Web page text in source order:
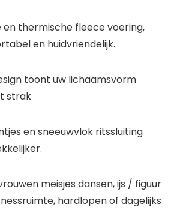
en thermische fleece voering,
en huidvriendelijk.
toont uw lichaamsvorm
strak
en sneeuwvlok ritssluiting
meisjes dansen, ijs / figuur
hardlopen of dagelijks